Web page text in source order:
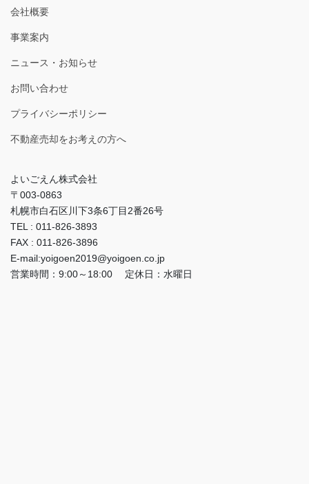
会社概要
事業案内
ニュース・お知らせ
お問い合わせ
プライバシーポリシー
不動産売却をお考えの方へ
よいごえん株式会社
〒003-0863
札幌市白石区川下3条6丁目2番26号
TEL : 011-826-3893
FAX : 011-826-3896
E-mail:yoigoen2019@yoigoen.co.jp
営業時間：9:00～18:00 定休日：水曜日